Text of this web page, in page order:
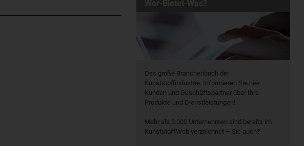
Wer-Bietet-Was?
Das große Branchenbuch der
Kunststoffindustrie: Informieren Sie hier
Kunden und Geschäftspartner über Ihre
Produkte und Dienstleistungen!
Mehr als 3.000 Unternehmen sind bereits im
KunststoffWeb verzeichnet – Sie auch?